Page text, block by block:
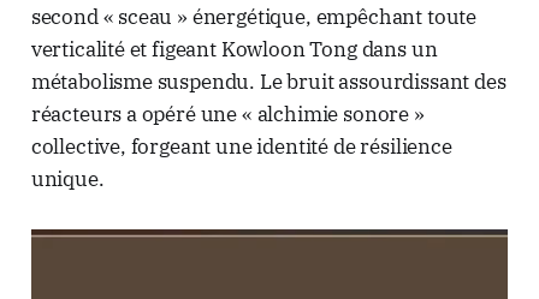
second « sceau » énergétique, empêchant toute
verticalité et figeant Kowloon Tong dans un
métabolisme suspendu. Le bruit assourdissant des
réacteurs a opéré une « alchimie sonore »
collective, forgeant une identité de résilience
unique.